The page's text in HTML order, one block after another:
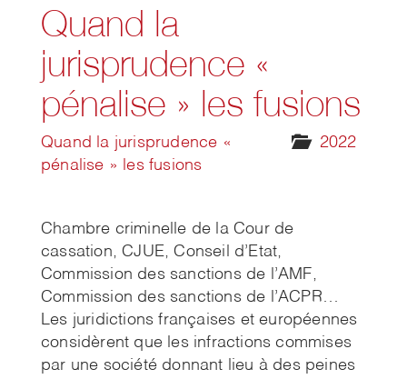
Quand la
jurisprudence «
pénalise » les fusions
2022
Quand la jurisprudence «
pénalise » les fusions
Chambre criminelle de la Cour de
cassation, CJUE, Conseil d’Etat,
Commission des sanctions de l’AMF,
Commission des sanctions de l’ACPR…
Les juridictions françaises et européennes
considèrent que les infractions commises
par une société donnant lieu à des peines